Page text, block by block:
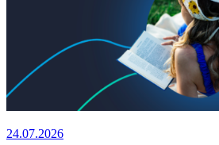
24.07.2026